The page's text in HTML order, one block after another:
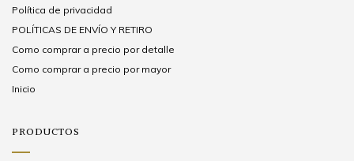
Política de privacidad
POLÍTICAS DE ENVÍO Y RETIRO
Como comprar a precio por detalle
Como comprar a precio por mayor
Inicio
PRODUCTOS